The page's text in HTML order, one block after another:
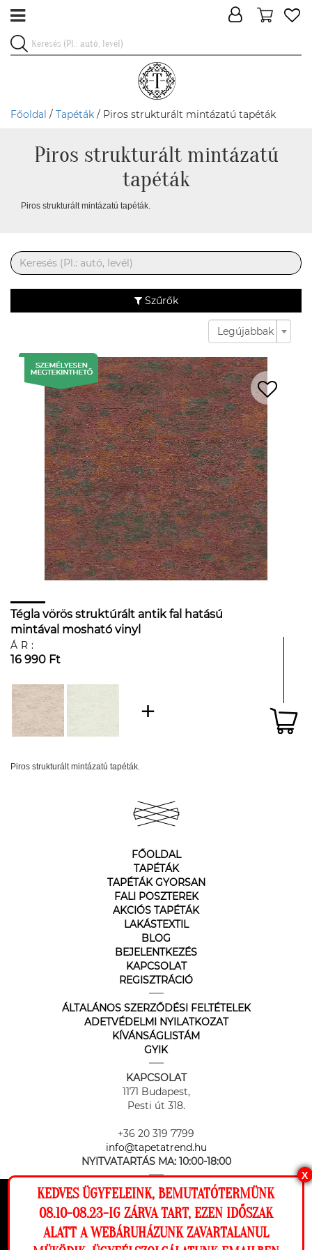
Ez a weboldal cookie-kat használ, hogy a
lehető legjobb élményt nyújtsa honlapunkon.
Beállítások
Főoldal / Tapéták / Piros strukturált mintázatú tapéták
Piros strukturált mintázatú
tapéták
Piros strukturált mintázatú tapéták.
Szűrők
Legújabbak
Tégla vörös struktúrált antik fal hatású
mintával mosható vinyl
ÁR:
16 990 Ft
Piros strukturált mintázatú tapéták.
FŐOLDAL
TAPÉTÁK
TAPÉTÁK GYORSAN
FALI POSZTEREK
AKCIÓS TAPÉTÁK
LAKÁSTEXTIL
BLOG
BEJELENTKEZÉS
KAPCSOLAT
REGISZTRÁCIÓ
ÁLTALÁNOS SZERZŐDÉSI FELTÉTELEK
ADETVÉDELMI NYILATKOZAT
KÍVÁNSÁGLISTÁM
GYIK
KAPCSOLAT
1171 Budapest,
Pesti út 318.
+36 20 319 7799
info@tapetatrend.hu
NYITVATARTÁS MA: 10:00-18:00
X
KEDVES ÜGYFELEINK, BEMUTATÓTERMÜNK
08.10-08.23-IG ZÁRVA TART, EZEN IDŐSZAK
ALATT A WEBÁRUHÁZUNK ZAVARTALANUL